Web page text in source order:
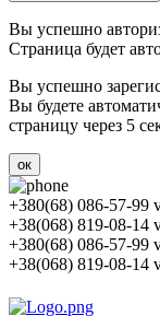
Вы успешно
Страница будет
Вы успешно
Вы будете
страницу через 5
ок
+380(68) 086-57-99
+38(068) 819-08-14
+380(68) 086-57-99
+38(068) 819-08-14